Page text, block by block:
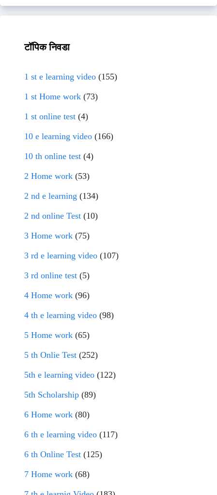
टॉपिक निवडा
1 st e learning video (155)
1 st Home work (73)
1 st online test (4)
10 e learning video (166)
10 th online test (4)
2 Home work (53)
2 nd e learning (134)
2 nd online Test (10)
3 Home work (75)
3 rd e learning video (107)
3 rd online test (5)
4 Home work (96)
4 th e learning video (98)
5 Home work (65)
5 th Onlie Test (252)
5th e learning video (122)
5th Scholarship (89)
6 Home work (80)
6 th e learning video (117)
6 th Online Test (125)
7 Home work (68)